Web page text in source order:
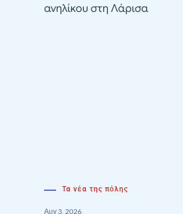
ανηλίκου στη Λάρισα
Τα νέα της πόλης
Αυγ 3, 2026